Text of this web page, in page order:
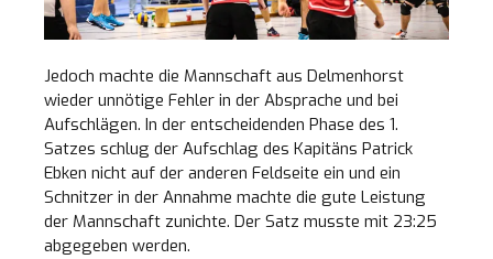
Jedoch machte die Mannschaft aus Delmenhorst
wieder unnötige Fehler in der Absprache und bei
Aufschlägen. In der entscheidenden Phase des 1.
Satzes schlug der Aufschlag des Kapitäns Patrick
Ebken nicht auf der anderen Feldseite ein und ein
Schnitzer in der Annahme machte die gute Leistung
der Mannschaft zunichte. Der Satz musste mit 23:25
abgegeben werden.